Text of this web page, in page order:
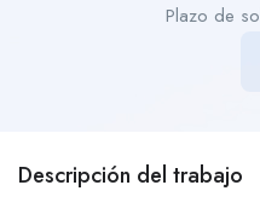
Plazo de
Descripción del trabajo